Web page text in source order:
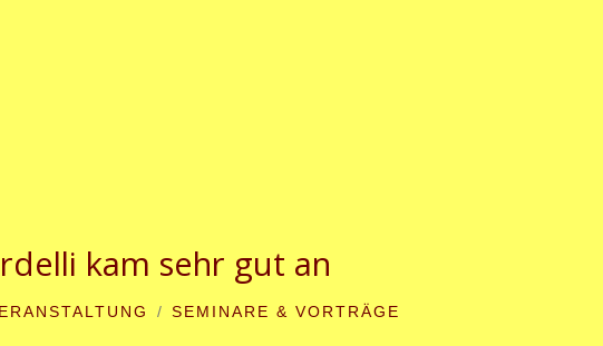
kam sehr gut an
SEMINARE & VORTRÄGE